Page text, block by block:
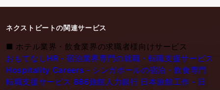
ネクストビートの関連サービス
■ ホテル業界・飲食業界の求職者様向けサービス
おもてなしHR - 宿泊業界専門の就職・転職支援サービス
Hospitality Careers - シンガポールの宿泊・飲食専門
転職支援サービス 886旅館人力銀行 日本旅館工作 - 日